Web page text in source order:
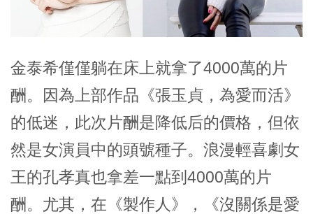
金泰希僅僅躺在床上就拿了4000萬的片
酬。因為上部作品《張玉貞，為愛而活》
的低迷，此次片酬是降低后的價格，但依
然是女演員中的頭號種子。浪漫輕喜劇女
王的孔孝真也拿差一點到4000萬的片
酬。尤其，在《製作人》，《沒關係是愛